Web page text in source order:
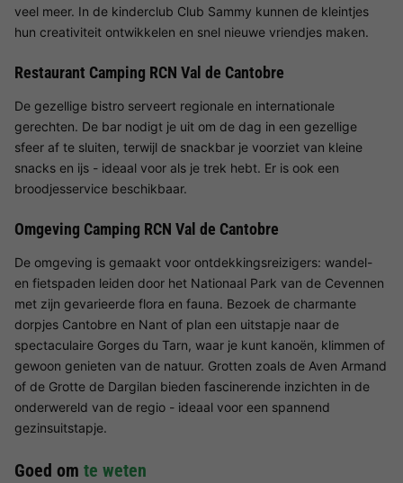
veel meer. In de kinderclub Club Sammy kunnen de kleintjes
hun creativiteit ontwikkelen en snel nieuwe vriendjes maken.
Restaurant Camping RCN Val de Cantobre
De gezellige bistro serveert regionale en internationale
gerechten. De bar nodigt je uit om de dag in een gezellige
sfeer af te sluiten, terwijl de snackbar je voorziet van kleine
snacks en ijs - ideaal voor als je trek hebt. Er is ook een
broodjesservice beschikbaar.
Omgeving Camping RCN Val de Cantobre
De omgeving is gemaakt voor ontdekkingsreizigers: wandel-
en fietspaden leiden door het Nationaal Park van de Cevennen
met zijn gevarieerde flora en fauna. Bezoek de charmante
dorpjes Cantobre en Nant of plan een uitstapje naar de
spectaculaire Gorges du Tarn, waar je kunt kanoën, klimmen of
gewoon genieten van de natuur. Grotten zoals de Aven Armand
of de Grotte de Dargilan bieden fascinerende inzichten in de
onderwereld van de regio - ideaal voor een spannend
gezinsuitstapje.
Goed om te weten